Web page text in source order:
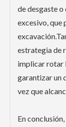
de desgaste
excesivo, que
estrategia de
implicar rotar
garantizar un
vez que
En